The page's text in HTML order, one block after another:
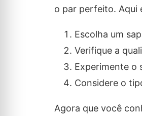
o par perfeito. Aqui
Escolha um
Verifique a
Experimente o
Considere o
Agora que você